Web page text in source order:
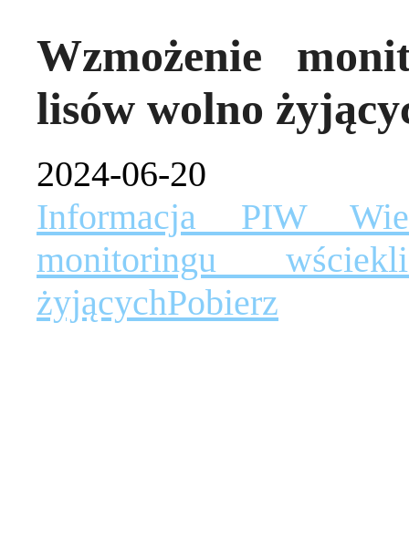
Wzmożenie
lisów wolno
2024-06-20
Informacja PIW
monitoringu
żyjącychPobierz